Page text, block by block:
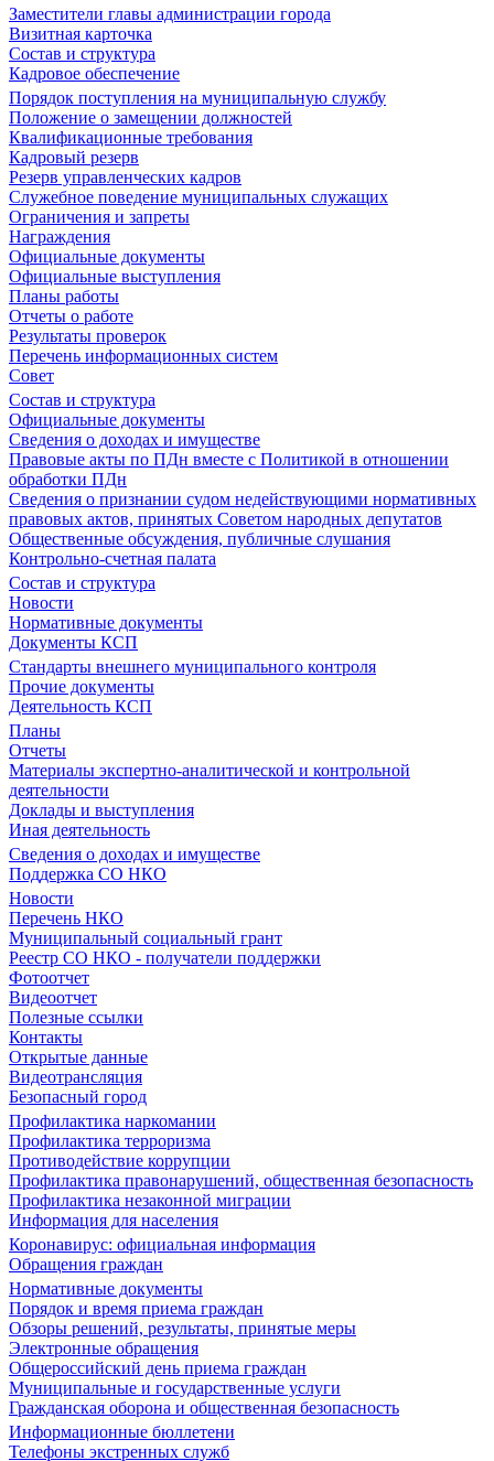
Заместители главы администрации города
Визитная карточка
Состав и структура
Кадровое обеспечение
Порядок поступления на муниципальную службу
Положение о замещении должностей
Квалификационные требования
Кадровый резерв
Резерв управленческих кадров
Служебное поведение муниципальных служащих
Ограничения и запреты
Награждения
Официальные документы
Официальные выступления
Планы работы
Отчеты о работе
Результаты проверок
Перечень информационных систем
Совет
Состав и структура
Официальные документы
Сведения о доходах и имуществе
Правовые акты по ПДн вместе с Политикой в отношении
обработки ПДн
Сведения о признании судом недействующими нормативных
правовых актов, принятых Советом народных депутатов
Общественные обсуждения, публичные слушания
Контрольно-счетная палата
Состав и структура
Новости
Нормативные документы
Документы КСП
Стандарты внешнего муниципального контроля
Прочие документы
Деятельность КСП
Планы
Отчеты
Материалы экспертно-аналитической и контрольной
деятельности
Доклады и выступления
Иная деятельность
Сведения о доходах и имуществе
Поддержка СО НКО
Новости
Перечень НКО
Муниципальный социальный грант
Реестр СО НКО - получатели поддержки
Фотоотчет
Видеоотчет
Полезные ссылки
Контакты
Открытые данные
Видеотрансляция
Безопасный город
Профилактика наркомании
Профилактика терроризма
Противодействие коррупции
Профилактика правонарушений, общественная безопасность
Профилактика незаконной миграции
Информация для населения
Коронавирус: официальная информация
Обращения граждан
Нормативные документы
Порядок и время приема граждан
Обзоры решений, результаты, принятые меры
Электронные обращения
Общероссийский день приема граждан
Муниципальные и государственные услуги
Гражданская оборона и общественная безопасность
Информационные бюллетени
Телефоны экстренных служб